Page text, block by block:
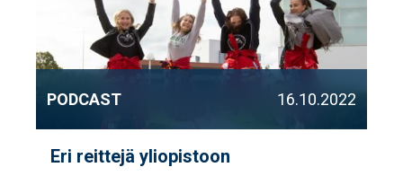
PODCAST 16.10.2022
Eri reittejä yliopistoon